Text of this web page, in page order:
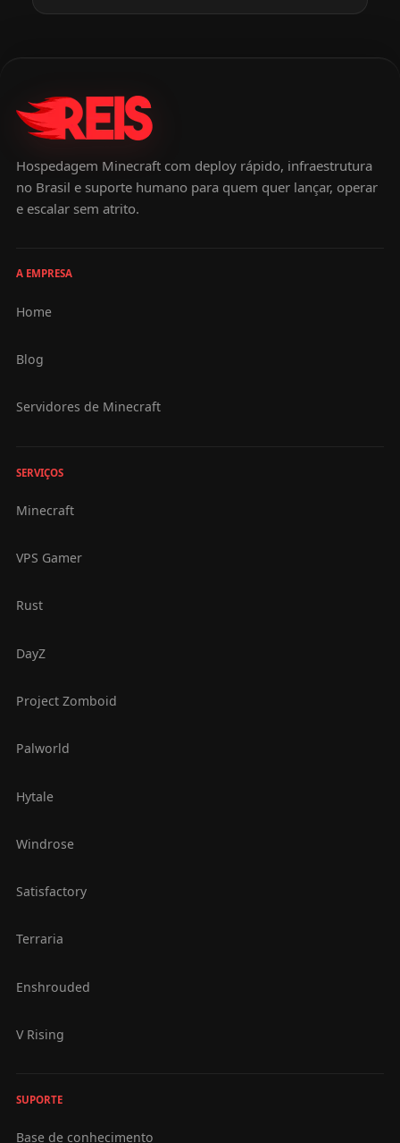
Hospedagem Minecraft com deploy rápido, infraestrutura
no Brasil e suporte humano para quem quer lançar, operar
e escalar sem atrito.
A EMPRESA
Home
Blog
Servidores de Minecraft
SERVIÇOS
Minecraft
VPS Gamer
Rust
DayZ
Project Zomboid
Palworld
Hytale
Windrose
Satisfactory
Terraria
Enshrouded
V Rising
SUPORTE
Base de conhecimento